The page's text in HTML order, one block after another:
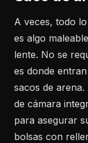
A veces, todo
es algo
lente. No se
es donde
sacos de
de cámara
para asegurar
bolsas con